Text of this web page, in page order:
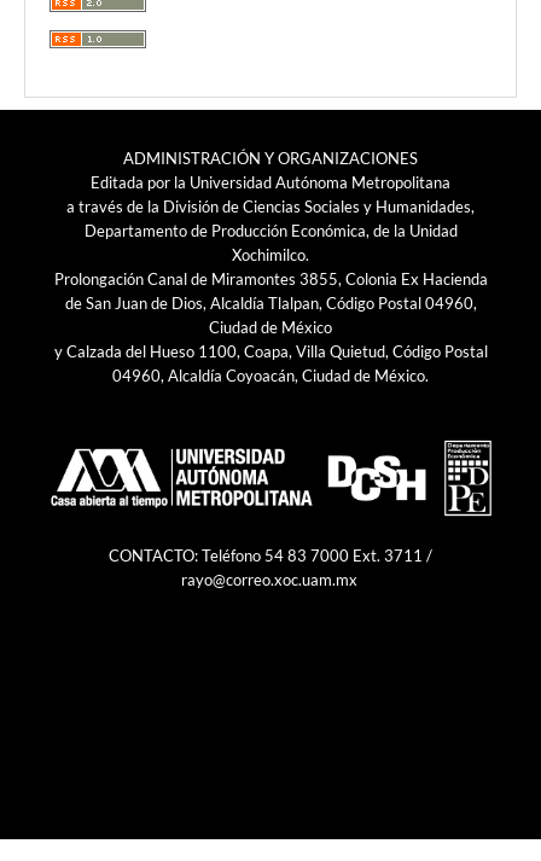
ADMINISTRACIÓN Y ORGANIZACIONES
Editada por la Universidad Autónoma Metropolitana
a través de la División de Ciencias Sociales y Humanidades,
Departamento de Producción Económica, de la Unidad
Xochimilco.
Prolongación Canal de Miramontes 3855, Colonia Ex Hacienda
de San Juan de Dios, Alcaldía Tlalpan, Código Postal 04960,
Ciudad de México
y Calzada del Hueso 1100, Coapa, Villa Quietud, Código Postal
04960, Alcaldía Coyoacán, Ciudad de México.
CONTACTO: Teléfono 54 83 7000 Ext. 3711 /
rayo@correo.xoc.uam.mx